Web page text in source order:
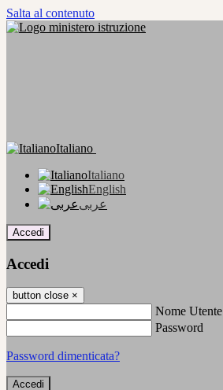
Salta al contenuto
Italiano
Italiano
English
عربى
Accedi
Accedi
button close ×
Nome Utente
Password
Password dimenticata?